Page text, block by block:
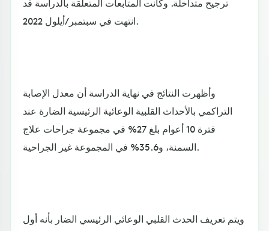
ترجيح متداخلة. وكانت المتابعات المتعلقة بالدراسة قد
انتهت في سبتمبر/أيلول 2022.
وأظهرت النتائج في نهاية الدراسة أن معدل الإصابة
التراكمي بالأحداث القلبية الوعائية الرئيسية الضارة عند
فترة 10 أعوام بلغ 27% في مجموعة جراحات علاج
السمنة، و35.6% في المجموعة غير الجراحية.
ويتم تعريف الحدث القلبي الوعائي الرئيسي الضار بأنه أول